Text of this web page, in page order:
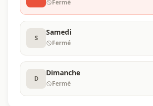
Fermé
S
Samedi
Fermé
D
Dimanche
Fermé